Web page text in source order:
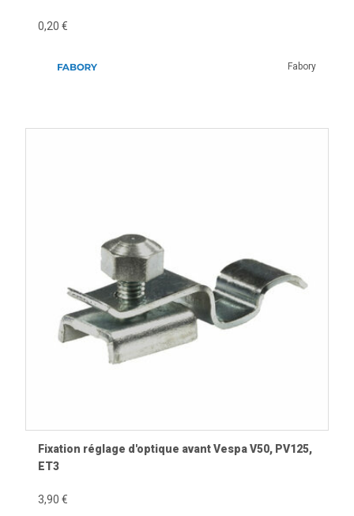
0,20 €
Fabory
Fixation réglage d'optique avant Vespa V50, PV125,
ET3
3,90 €